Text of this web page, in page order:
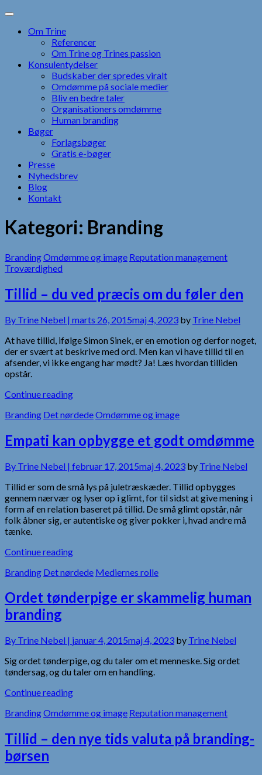
Skip
contentOm Trine
Referencer
Om Trine og Trines passion
Konsulentydelser
Budskaber der spredes viralt
Omdømme på sociale medier
Bliv en bedre taler
Organisationers omdømme
Human branding
Bøger
Forlagsbøger
Gratis e-bøger
Presse
Nyhedsbrev
Blog
Kontakt
Kategori: Branding
BrandingOmdømme og image Reputation management
Troværdighed
Tillid – du ved præcis om du føler den
By Trine Nebel | marts 26, 2015maj 4, 2023 by Trine Nebel
At have tillid, ifølge Simon Sinek, er en emotion og derfor noget,
der er svært at beskrive med ord. Men kan vi have tillid til en
afsender, vi ikke engang har mødt? Ja! Læs hvordan tilliden
opstår.
Continue reading
Branding Det nørdedeOmdømme og image
Empati kan opbygge et godt omdømme
By Trine Nebel | februar 17, 2015maj 4, 2023 by Trine Nebel
Tillid er som de små lys på juletræskæder. Tillid opbygges
gennem nærvær og lyser op i glimt, for til sidst at give mening i
form af en relation baseret på tillid. De små glimt opstår, når
folk åbner sig, er autentiske og giver pokker i, hvad andre må
tænke.
Continue reading
Branding Det nørdede Mediernes rolle
Ordet tønderpige er skammelig human
branding
By Trine Nebel | januar 4, 2015maj 4, 2023 by Trine Nebel
Sig ordet tønderpige, og du taler om et menneske. Sig ordet
tøndersag, og du taler om en handling.
Continue reading
BrandingOmdømme og image Reputation management
Tillid – den nye tids valuta på branding-
børsen